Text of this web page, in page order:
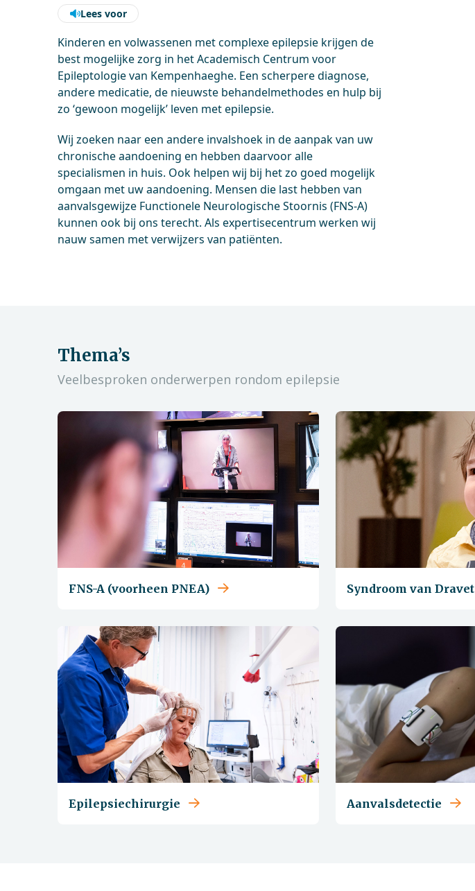
Lees voor
Kinderen en volwassenen met complexe epilepsie krijgen de
best mogelijke zorg in het Academisch Centrum voor
Epileptologie van Kempenhaeghe. Een scherpere diagnose,
andere medicatie, de nieuwste behandelmethodes en hulp bij
zo ‘gewoon mogelijk’ leven met epilepsie.
Wij zoeken naar een andere invalshoek in de aanpak van uw
chronische aandoening en hebben daarvoor alle
specialismen in huis. Ook helpen wij bij het zo goed mogelijk
omgaan met uw aandoening. Mensen die last hebben van
aanvalsgewijze Functionele Neurologische Stoornis (FNS-A)
kunnen ook bij ons terecht. Als expertisecentrum werken wij
nauw samen met verwijzers van patiënten.
Thema’s
Veelbesproken onderwerpen rondom epilepsie
FNS-A (voorheen PNEA) Syndroom van Dravet
Epilepsiechirurgie Aanvalsdetectie